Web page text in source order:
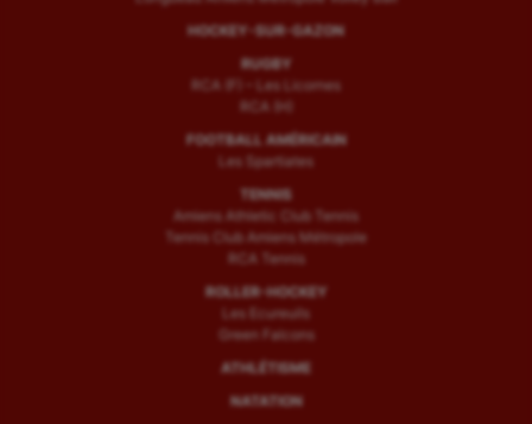
HOCKEY-SUR-GAZON
RUGBY
RCA (F) – Les Licornes
RCA (H)
FOOTBALL AMÉRICAIN
Les Spartiates
TENNIS
Amiens Athletic Club Tennis
Tennis Club Amiens Métropole
RCA Tennis
ROLLER-HOCKEY
Les Ecureuils
Green Falcons
ATHLÉTISME
NATATION